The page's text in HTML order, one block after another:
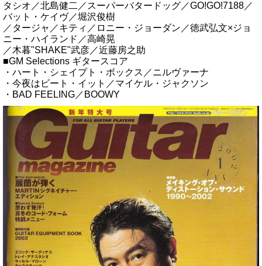
タシオ／北島健二／スーパーバタードッグ／GO!GO!7188／
バット・ケイヴ／堀沢俊樹
／タージャ／キティ／ロニー・ジョーダン／徳武弘文×ジョ
ニー・ハイランド／高崎晃
／木暮"SHAKE"武彦／近藤房之助
■GM Selections ギタースコア
・ハート・シェイプト・ボックス／ニルヴァーナ
・今夜はビート・イット／マイケル・ジャクソン
・BAD FEELING／BOOWY